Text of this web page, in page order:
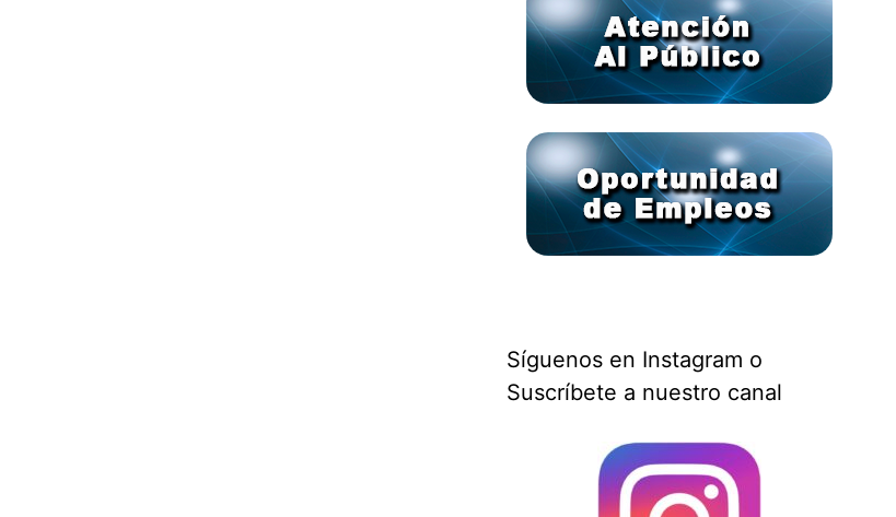
Síguenos en Instagram o
Suscríbete a nuestro canal